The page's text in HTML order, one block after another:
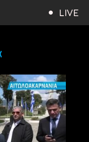
LIVE